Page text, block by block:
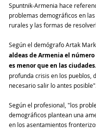
Spuntnik-Armenia hace
problemas demográficos en
rurales y las formas de
Según el demógrafo Artak
aldeas de Armenia el
es menor que en las ciudades
profunda crisis en los pueblos,
necesario salir lo antes
Según el profesional, "los
demográficos plantean una
en los asentamientos